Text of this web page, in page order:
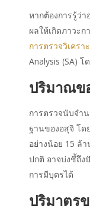
หากต้องการรู้ว่า
ผลให้เกิดภาวะ
การตรวจวิเครา
Analysis (SA)
ปริมาณข
การตรวจนับจำ
ฐานของอสุจิ โด
อย่างน้อย 15 ล้
ปกติ อาจบ่งชี้ถึง
การมีบุตรได้
ปริมาตร